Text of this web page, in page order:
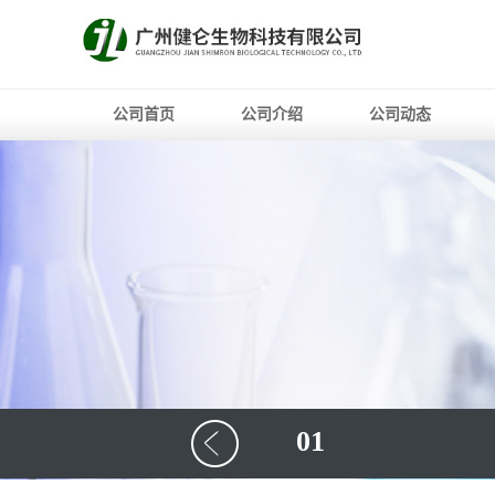
公司首页 公司介绍 公司动态
01